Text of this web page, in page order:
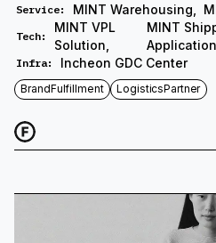
Service: MINT Warehousing
Tech:
MINT VPL
Solution
MINT
Application
Infra: Incheon GDC Center
BrandFulfillment LogisticsPartner